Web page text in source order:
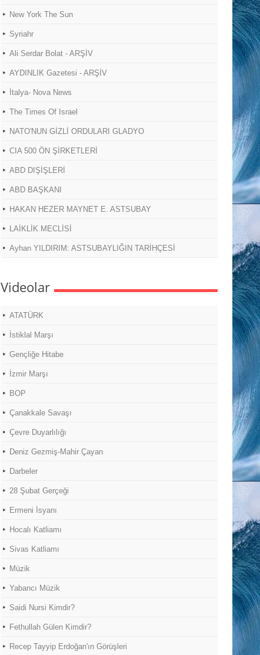
New York The Sun
Syriahr
Ali Serdar Bolat - ARŞİV
AYDINLIK Gazetesi - ARŞİV
İtalya- Nova News
The Times Of Israel
NATO'NUN GİZLİ ORDULARI GLADYO
CIA 500 ÖN ŞİRKETLERİ
ABD DIŞİŞLERİ
ABD BAŞKANI
HAKAN HEZER MAYNET E. ASTSUBAY
LAİKLİK MECLİSİ
Ayhan YILDIRIM: ASTSUBAYLIĞIN TARİHÇESİ
Videolar
ATATÜRK
İstiklal Marşı
Gençliğe Hitabe
İzmir Marşı
BOP
Çanakkale Savaşı
Çevre Duyarlılığı
Deniz Gezmiş-Mahir Çayan
Darbeler
28 Şubat Gerçeği
Ermeni İsyanı
Hocalı Katliamı
Sivas Katliamı
Müzik
Yabancı Müzik
Saidi Nursi Kimdir?
Fethullah Gülen Kimdir?
Recep Tayyip Erdoğan'ın Görüşleri